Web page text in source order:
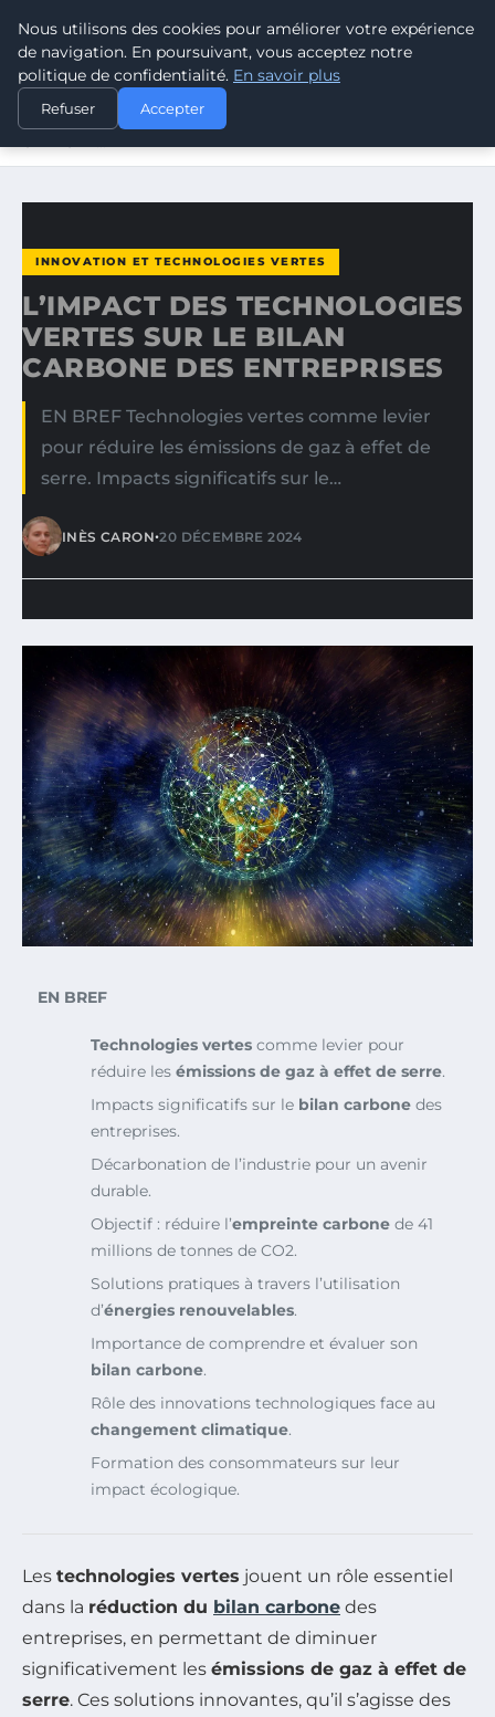
CLIMATE GUARDIAN
ACCUEIL
INNOVATION ET TECHNOLOGIES VERTES
L’IMPACT DES TECHNOLOGIES VERTES SUR LE BILAN
INNOVATION ET TECHNOLOGIES VERTES
L’IMPACT DES TECHNOLOGIES
VERTES SUR LE BILAN
CARBONE DES ENTREPRISES
EN BREF Technologies vertes comme levier
pour réduire les émissions de gaz à effet de
serre. Impacts significatifs sur le…
INÈS CARON•20 DÉCEMBRE 2024
EN BREF
Technologies vertes comme levier pour
réduire les émissions de gaz à effet de serre.
Impacts significatifs sur le bilan carbone des
entreprises.
Décarbonation de l’industrie pour un avenir
durable.
Objectif : réduire l’empreinte carbone de 41
millions de tonnes de CO2.
Solutions pratiques à travers l’utilisation
d’énergies renouvelables.
Importance de comprendre et évaluer son
bilan carbone.
Rôle des innovations technologiques face au
changement climatique.
Formation des consommateurs sur leur
impact écologique.
Les technologies vertes jouent un rôle essentiel
dans la réduction du bilan carbone des
entreprises, en permettant de diminuer
significativement les émissions de gaz à effet de
serre. Ces solutions innovantes, qu’il s’agisse des
Nous utilisons des cookies pour améliorer votre expérience
de navigation. En poursuivant, vous acceptez notre
politique de confidentialité. En savoir plus
Refuser Accepter